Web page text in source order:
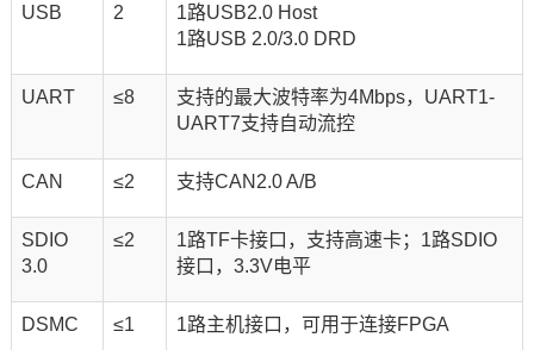
USB 2
1路USB2.0 Host
1路USB 2.0/3.0 DRD
UART ≤8
支持的最大波特率为4Mbps，UART1-
UART7支持自动流控
CAN ≤2 支持CAN2.0 A/B
SDIO
3.0
≤2
1路TF卡接口，支持高速卡；1路SDIO
接口，3.3V电平
DSMC ≤1
1路主机接口，可用于连接FPGA